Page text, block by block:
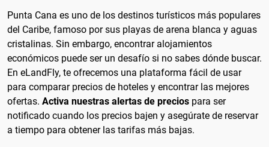
Punta Cana es uno de los destinos turísticos más populares
del Caribe, famoso por sus playas de arena blanca y aguas
cristalinas. Sin embargo, encontrar alojamientos
económicos puede ser un desafío si no sabes dónde buscar.
En eLandFly, te ofrecemos una plataforma fácil de usar
para comparar precios de hoteles y encontrar las mejores
ofertas. Activa nuestras alertas de precios para ser
notificado cuando los precios bajen y asegúrate de reservar
a tiempo para obtener las tarifas más bajas.